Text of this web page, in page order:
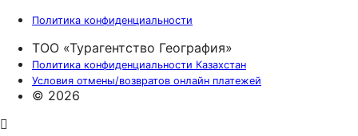
Политика конфиденциальности
ТОО «Турагентство География»
Политика конфиденциальности Казахстан
Условия отмены/возвратов онлайн платежей
© 2026